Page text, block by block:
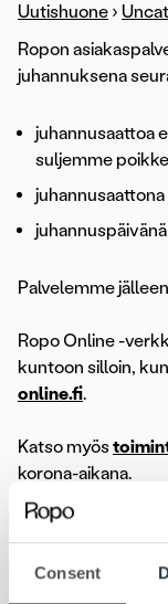
Consent
Uutishuone ›
Ropon
juhannuksena
juhannusaattoa
suljemme
Palvelemme
Ropo Online -
kuntoon silloin,
online.fi.
Katso myös
korona-aikana.
Ajankohtaista